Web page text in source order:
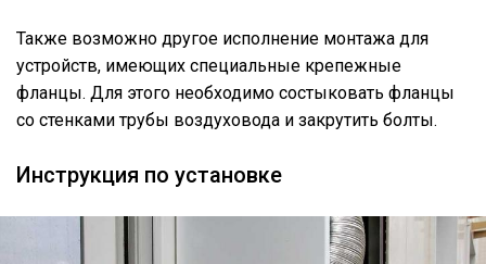
Также возможно другое исполнение монтажа для
устройств, имеющих специальные крепежные
фланцы. Для этого необходимо состыковать фланцы
со стенками трубы воздуховода и закрутить болты.
Инструкция по установке